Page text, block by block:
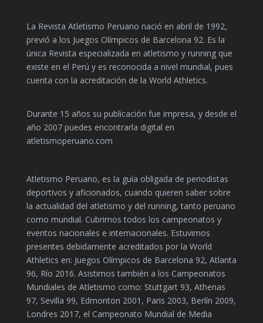
La Revista Atletismo Peruano nació en abril de 1992,
previó a los Juegos Olímpicos de Barcelona 92. Es la
única Revista especializada en atletismo y running que
existe en el Perú y es reconocida a nivel mundial, pues
cuenta con la acreditación de la World Athletics.
Durante 15 años su publicación fue impresa, y desde el
año 2007 puedes encontrarla digital en
atletismoperuano.com
Atletismo Peruano, es la guía obligada de periodistas
deportivos y aficionados, cuando quieren saber sobre
la actualidad del atletismo y del running, tanto peruano
como mundial. Cubrimos todos los campeonatos y
eventos nacionales e internacionales. Estuvimos
presentes debidamente acreditados por la World
Athletics en: Juegos Olímpicos de Barcelona 92, Atlanta
96, Río 2016. Asistimos también a los Campeonatos
Mundiales de Atletismo como: Stuttgart 93, Athenas
97, Sevilla 99, Edmonton 2001, Paris 2003, Berlín 2009,
Londres 2017, el Campeonato Mundial de Media